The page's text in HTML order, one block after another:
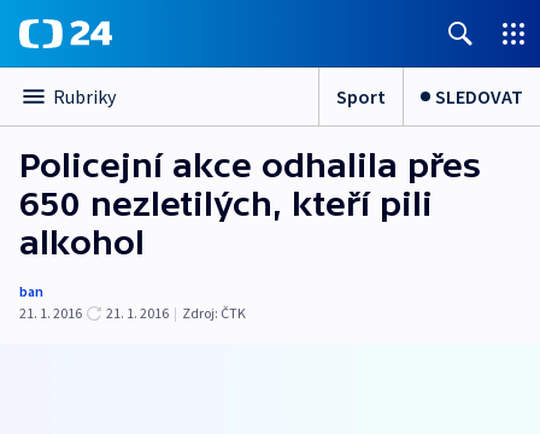
Rubriky Sport SLEDOVAT
Policejní akce odhalila přes
650 nezletilých, kteří pili
alkohol
ban
21. 1. 2016
21. 1. 2016 | Zdroj: ČTK